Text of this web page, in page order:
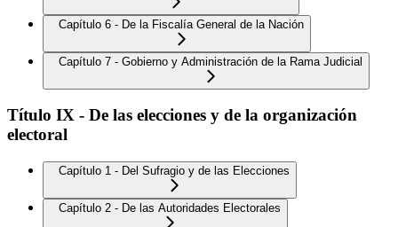
Capítulo 6 - De la Fiscalía General de la Nación
Capítulo 7 - Gobierno y Administración de la Rama Judicial
Título IX - De las elecciones y de la organización
electoral
Capítulo 1 - Del Sufragio y de las Elecciones
Capítulo 2 - De las Autoridades Electorales